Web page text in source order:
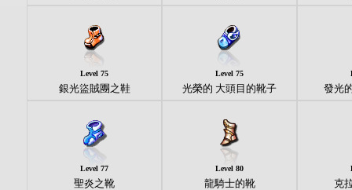
Level 75
銀光盜賊團之鞋
Level 75
光榮的 大頭目的靴子 發光
Level 77
聖炎之靴
Level 80
龍騎士的靴 克